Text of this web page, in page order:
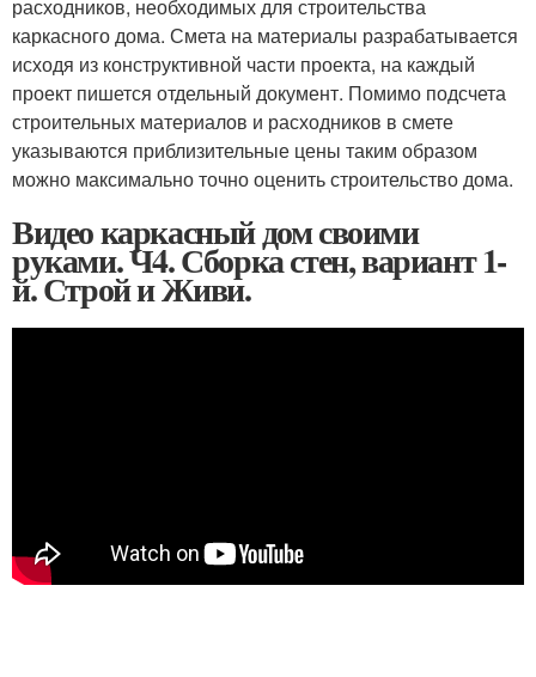
расходников, необходимых для строительства
каркасного дома. Смета на материалы разрабатывается
исходя из конструктивной части проекта, на каждый
проект пишется отдельный документ. Помимо подсчета
строительных материалов и расходников в смете
указываются приблизительные цены таким образом
можно максимально точно оценить строительство дома.
Видео каркасный дом своими
руками. Ч4. Сборка стен, вариант 1-
й. Строй и Живи.